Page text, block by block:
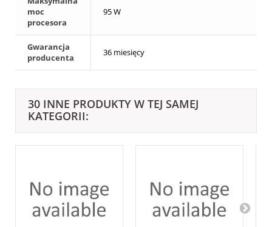
moc
procesora
95 W
Gwarancja
producenta
36 miesięcy
30 INNE PRODUKTY W TEJ SAMEJ
KATEGORII: